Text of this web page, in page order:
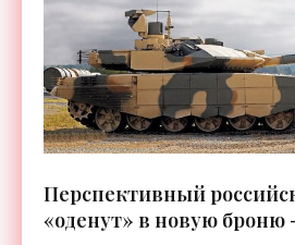
Перспективный
«оденут» в новую броню